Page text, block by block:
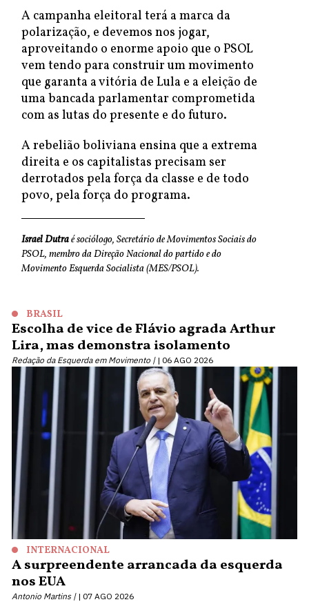
A campanha eleitoral terá a marca da
polarização, e devemos nos jogar,
aproveitando o enorme apoio que o PSOL
vem tendo para construir um movimento
que garanta a vitória de Lula e a eleição de
uma bancada parlamentar comprometida
com as lutas do presente e do futuro.
A rebelião boliviana ensina que a extrema
direita e os capitalistas precisam ser
derrotados pela força da classe e de todo
povo, pela força do programa.
Israel Dutraé sociólogo, Secretário de Movimentos Sociais do
PSOL, membro da Direção Nacional do partido e do
Movimento Esquerda Socialista (MES/PSOL).
BRASIL
Escolha de vice de Flávio agrada Arthur
Lira, mas demonstra isolamento
Redação da Esquerda em Movimento | 06 AGO 2026
INTERNACIONAL
A surpreendente arrancada da esquerda
nos EUA
Antonio Martins | 07 AGO 2026